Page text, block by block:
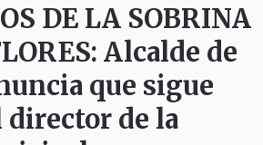
DE LA SOBRINA
Alcalde de
que sigue
de la